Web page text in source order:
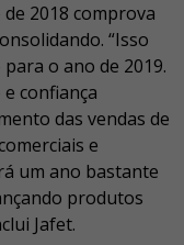
2018 comprova
“Isso
o ano de 2019.
confiança
das vendas de
e
um ano bastante
produtos
Jafet.